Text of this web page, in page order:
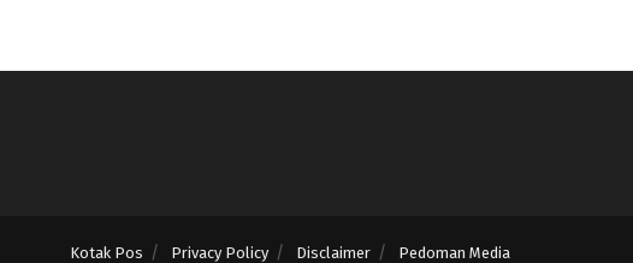
Kotak Pos Privacy Policy Disclaimer Pedoman Media